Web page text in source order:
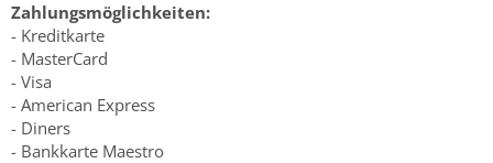
Zahlungsmöglichkeiten:
- Kreditkarte
- MasterCard
- Visa
- American Express
- Diners
- Bankkarte Maestro